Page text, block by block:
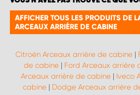
AFFICHER TOUS LES PRODUITS DE
ARCEAUX ARRIÈRE DE CABINE
Citroën Arceaux arrière de cabine |
de cabine| Ford Arceaux arrière
Arceaux arrière de cabine | Iveco
cabine | Dodge Arceaux arrière
WORK SYSTEM WEST BY PRO-VAN